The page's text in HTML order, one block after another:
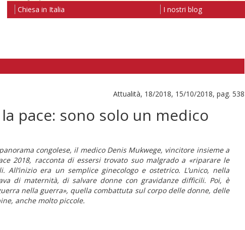
Chiesa in Italia I nostri blog
Attualità, 18/2018, 15/10/2018, pag. 538
pace: sono solo un medico
congolese, il medico Denis Mukwege, vincitore insieme a
2018, racconta di essersi trovato suo malgrado a «riparare le
All’inizio era un semplice ginecologo e ostetrico. L’unico, nella
di maternità, di salvare donne con gravidanze difficili. Poi, è
nella guerra», quella combattuta sul corpo delle donne, delle
anche molto piccole.